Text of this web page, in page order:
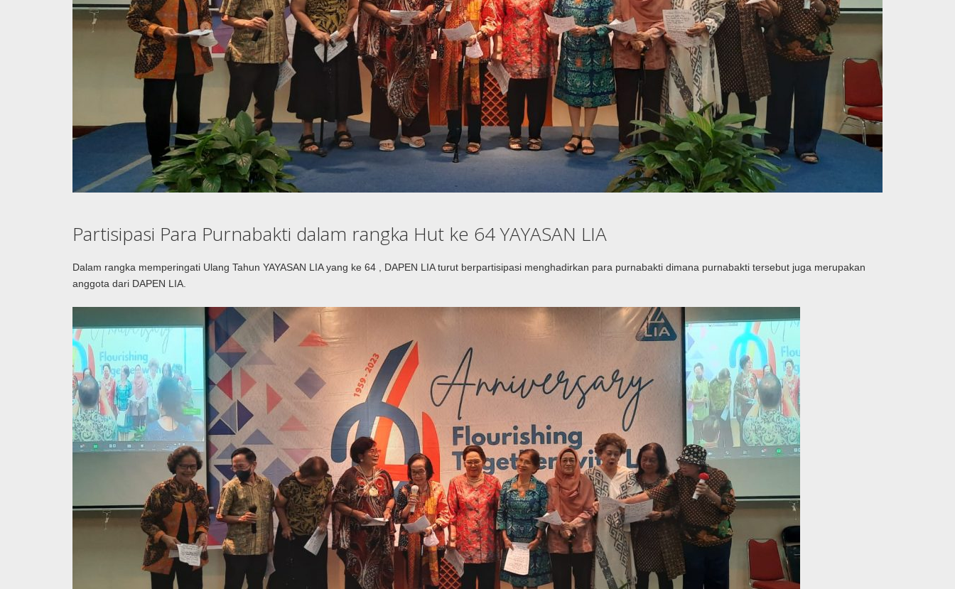
Partisipasi Para Purnabakti dalam rangka Hut ke 64 YAYASAN LIA
Dalam rangka memperingati Ulang Tahun YAYASAN LIA yang ke 64 , DAPEN LIA turut berpartisipasi menghadirkan para purnabakti dimana purnabakti tersebut juga merupakan
anggota dari DAPEN LIA.